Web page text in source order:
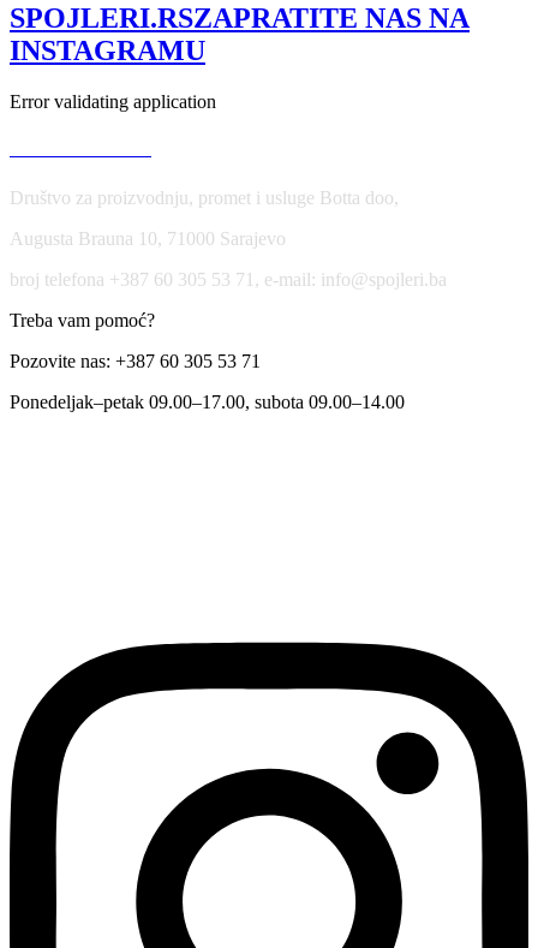
SPOJLERI.RSZAPRATITE NAS NA
INSTAGRAMU
Error validating application
Društvo za proizvodnju, promet i usluge Botta doo,
Augusta Brauna 10, 71000 Sarajevo
broj telefona +387 60 305 53 71, e-mail: info@spojleri.ba
Treba vam pomoć?
Pozovite nas: +387 60 305 53 71
Ponedeljak–petak 09.00–17.00, subota 09.00–14.00